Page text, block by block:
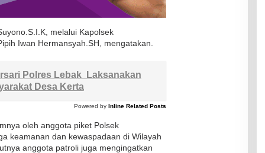
melalui Kapolsek
Iwan Hermansyah.SH, mengatakan.
Polres Lebak Laksanakan
Desa Kerta
Powered by Inline Related Posts
oleh anggota piket Polsek
keamanan dan kewaspadaan di Wilayah
anggota patroli juga mengingatkan